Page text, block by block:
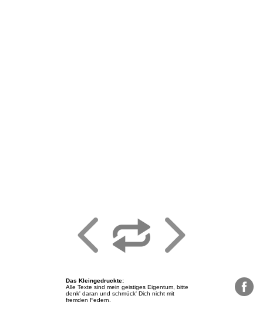
Das Kleingedruckte:
Alle Texte sind mein geistiges Eigentum, bitte
denk' daran und schmück' Dich nicht mit
fremden Federn.